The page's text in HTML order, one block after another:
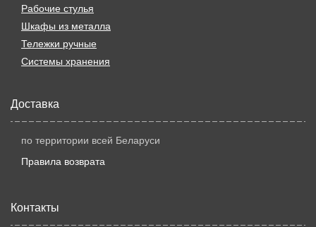
Рабочие стулья
Шкафы из металла
Тележки ручные
Системы хранения
Доставка
по территории всей Беларуси
Правила возврата
Контакты